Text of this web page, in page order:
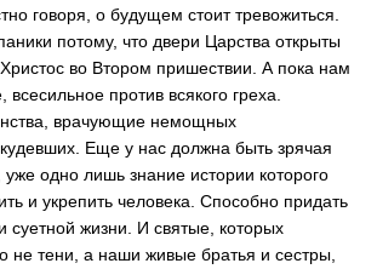
говоря, о будущем стоит тревожиться.
потому, что двери Царства открыты
Христос во Втором пришествии. А пока нам
против всякого греха.
врачующие немощных
Еще у нас должна быть зрячая
уже одно лишь знание истории которого
и укрепить человека. Способно придать
суетной жизни. И святые, которых
тени, а наши живые братья и сестры,